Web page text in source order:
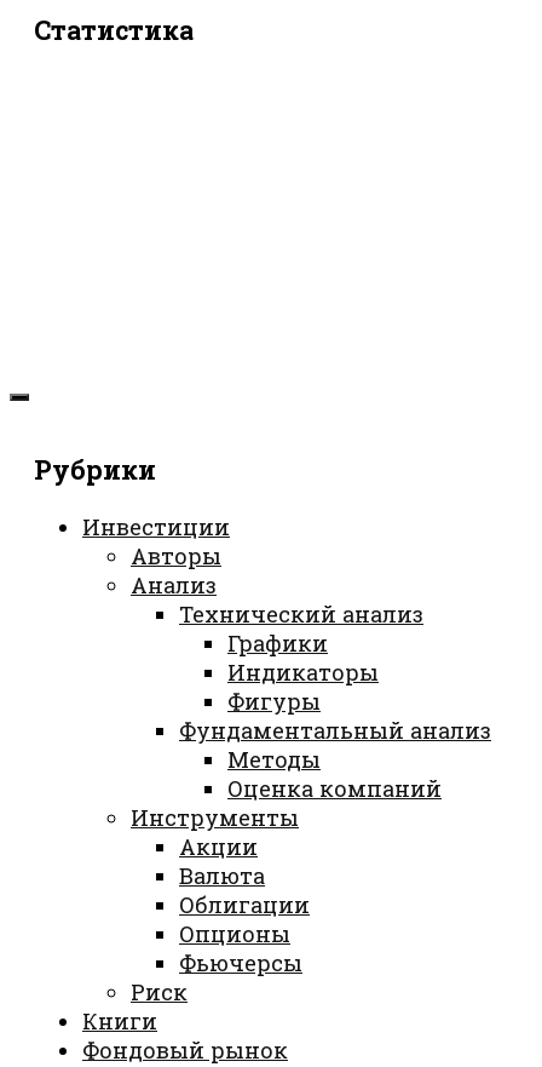
Статистика
Рубрики
Инвестиции
Авторы
Анализ
Технический анализ
Графики
Индикаторы
Фигуры
Фундаментальный анализ
Методы
Оценка компаний
Инструменты
Акции
Валюта
Облигации
Опционы
Фьючерсы
Риск
Книги
Фондовый рынок